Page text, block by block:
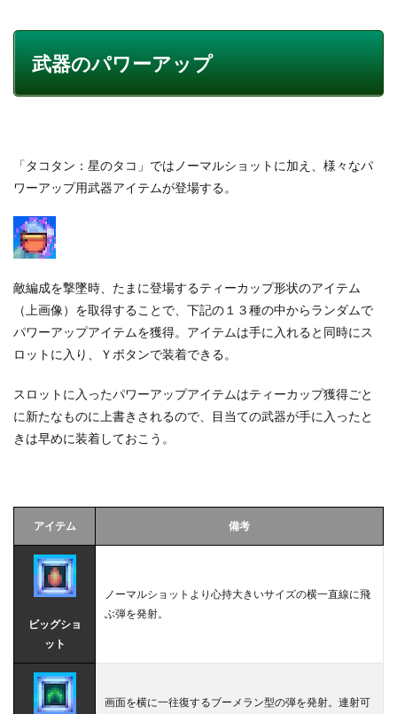
武器のパワーアップ
「タコタン：星のタコ」ではノーマルショットに加え、様々なパ
ワーアップ用武器アイテムが登場する。
敵編成を撃墜時、たまに登場するティーカップ形状のアイテム
（上画像）を取得することで、下記の１３種の中からランダムで
パワーアップアイテムを獲得。アイテムは手に入れると同時にス
ロットに入り、Ｙボタンで装着できる。
スロットに入ったパワーアップアイテムはティーカップ獲得ごと
に新たなものに上書きされるので、目当ての武器が手に入ったと
きは早めに装着しておこう。
アイテム 備考
ビッグショ
ット
ノーマルショットより心持大きいサイズの横一直線に飛
ぶ弾を発射。
画面を横に一往復するブーメラン型の弾を発射。連射可